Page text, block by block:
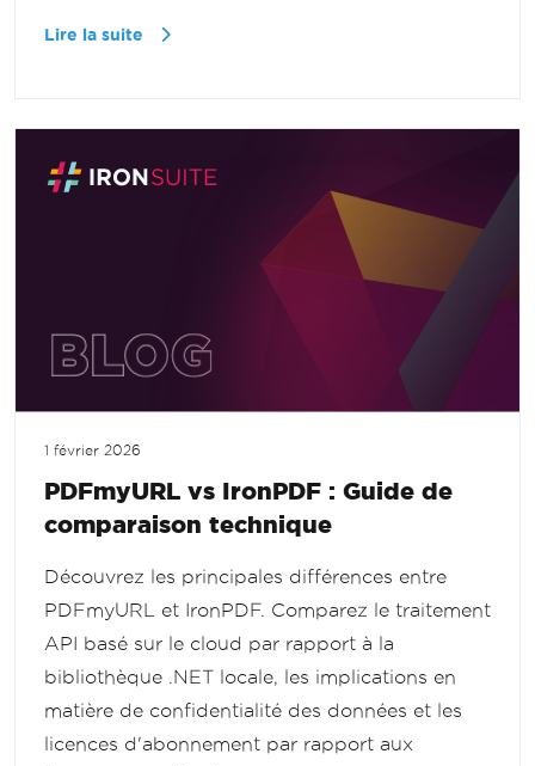
Lire la suite
1 février 2026
PDFmyURL vs IronPDF : Guide de
comparaison technique
Découvrez les principales différences entre
PDFmyURL et IronPDF. Comparez le traitement
API basé sur le cloud par rapport à la
bibliothèque .NET locale, les implications en
matière de confidentialité des données et les
licences d'abonnement par rapport aux